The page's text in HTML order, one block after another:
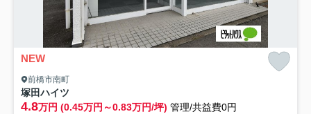
NEW
前橋市南町
塚田ハイツ
4.8万円 (0.45万円～0.83万円/坪) 管理/共益費0円